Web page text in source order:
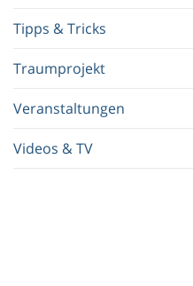
Tipps & Tricks
Traumprojekt
Veranstaltungen
Videos & TV